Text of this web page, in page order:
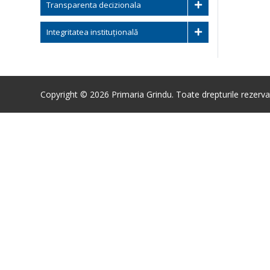
Transparenta decizionala
Integritatea instituțională
Copyright © 2026 Primaria Grindu. Toate drepturile